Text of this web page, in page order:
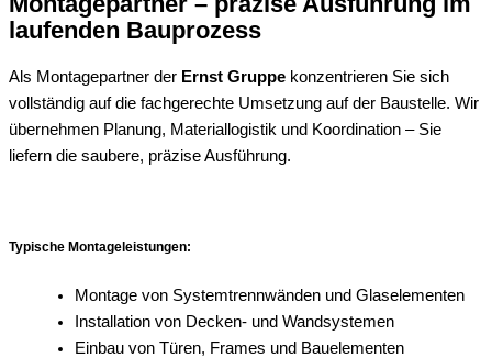
laufenden Bauprozess
Als Montagepartner der Ernst Gruppe konzentrieren Sie sich
vollständig auf die fachgerechte Umsetzung auf der Baustelle. Wir
übernehmen Planung, Materiallogistik und Koordination – Sie
liefern die saubere, präzise Ausführung.
Typische Montageleistungen:
Montage von Systemtrennwänden und Glaselementen
Installation von Decken- und Wandsystemen
Einbau von Türen, Frames und Bauelementen